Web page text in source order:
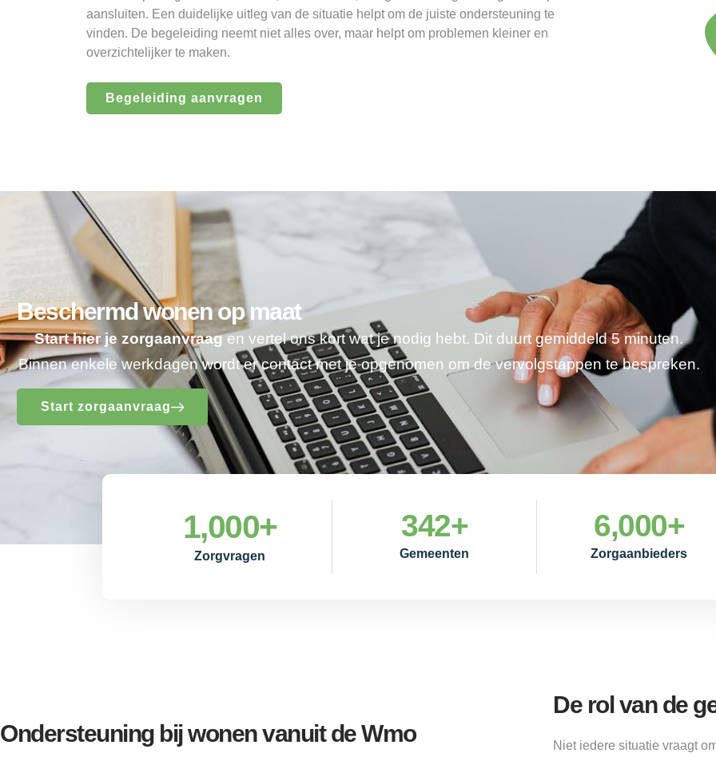
aansluiten. Een duidelijke uitleg van de situatie helpt om de juiste ondersteuning te
vinden. De begeleiding neemt niet alles over, maar helpt om problemen kleiner en
overzichtelijker te maken.
Begeleiding aanvragen
Beschermd wonen op maat
Start hier je zorgaanvraagen vertel ons kort wat je nodig hebt. Dit duurt gemiddeld 5 minuten.
Binnen enkele werkdagen wordt er contact met je opgenomen om de vervolgstappen te bespreken.
Start zorgaanvraag
Zorgvragen
1,000+
Gemeenten
342+
Zorgaanbieders
6,000+
Ondersteuning bij wonen vanuit de Wmo
De rol van de
Niet iedere situatie vraagt